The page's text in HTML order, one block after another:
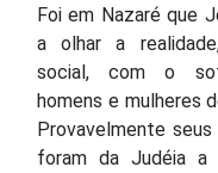
Foi em Nazaré que
a olhar a
social, com o
homens e mulheres
Provavelmente
foram da Judéia a